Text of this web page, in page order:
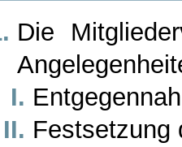
Die
Festsetzung